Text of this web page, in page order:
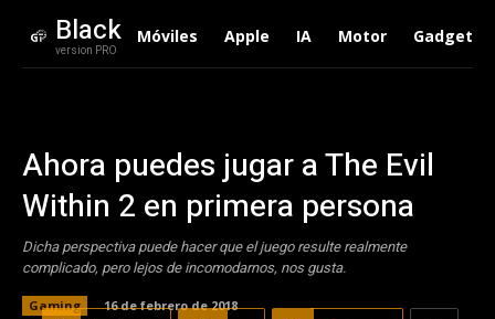
Black
version PRO
Móviles Apple IA Motor Gadgets
Ahora puedes jugar a The Evil
Within 2 en primera persona
Dicha perspectiva puede hacer que el juego resulte realmente
complicado, pero lejos de incomodarnos, nos gusta.
Gaming
16 de febrero de 2018